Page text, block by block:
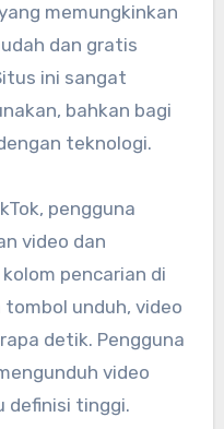
memungkinkan
dan gratis
ini sangat
bahkan bagi
teknologi.
pengguna
video dan
pencarian di
unduh, video
detik. Pengguna
video
definisi tinggi.